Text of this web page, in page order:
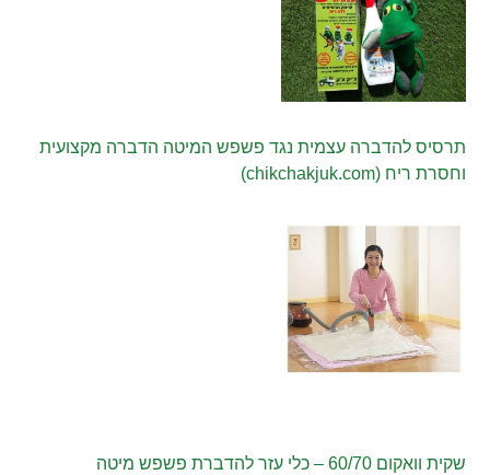
תרסיס להדברה עצמית נגד פשפש המיטה הדברה מקצועית
וחסרת ריח (chikchakjuk.com)
שקית וואקום 60/70 – כלי עזר להדברת פשפש מיטה